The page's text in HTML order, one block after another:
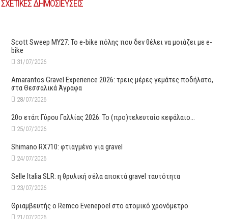
ΣΧΕΤΙΚΕΣ ΔΗΜΟΣΙΕΥΣΕΙΣ
Scott Sweep MY27: Το e-bike πόλης που δεν θέλει να μοιάζει με e-
bike
31/07/2026
Amarantos Gravel Experience 2026: τρεις μέρες γεμάτες ποδήλατο,
στα Θεσσαλικά Άγραφα
28/07/2026
20ο ετάπ Γύρου Γαλλίας 2026: Το (προ)τελευταίο κεφάλαιο…
25/07/2026
Shimano RX710: φτιαγμένο για gravel
24/07/2026
Selle Italia SLR: η θρυλική σέλα αποκτά gravel ταυτότητα
23/07/2026
Θριαμβευτής ο Remco Evenepoel στο ατομικό χρονόμετρο
21/07/2026